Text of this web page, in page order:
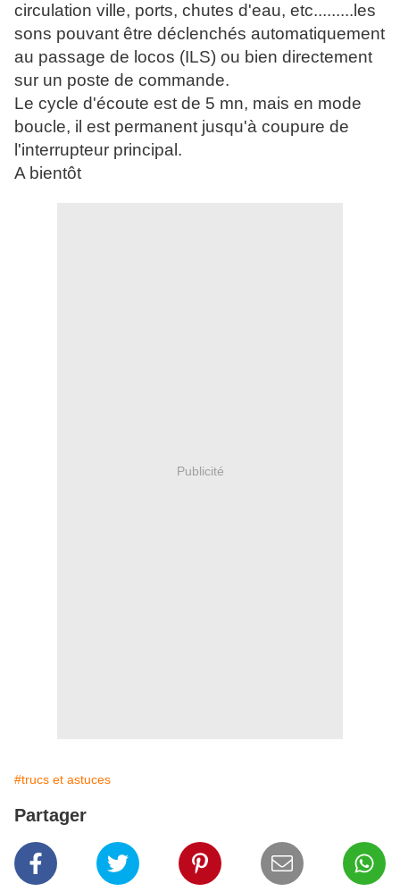
circulation ville, ports, chutes d'eau, etc.........les
sons pouvant être déclenchés automatiquement
au passage de locos (ILS) ou bien directement
sur un poste de commande.
Le cycle d'écoute est de 5 mn, mais en mode
boucle, il est permanent jusqu'à coupure de
l'interrupteur principal.
A bientôt
Publicité
#trucs et astuces
Partager